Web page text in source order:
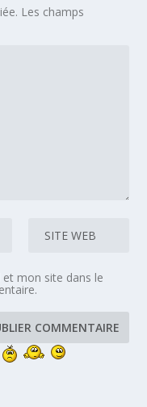
Les champs
mon site dans le